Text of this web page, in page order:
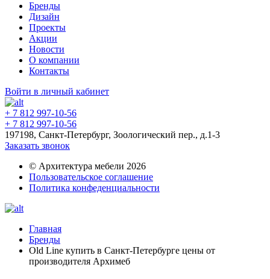
Бренды
Дизайн
Проекты
Акции
Новости
О компании
Контакты
Войти в личный кабинет
+ 7 812 997-10-56
+ 7 812 997-10-56
197198, Санкт-Петербург, Зоологический пер., д.1-3
Заказать звонок
© Архитектура мебели 2026
Пользовательское соглашение
Политика конфеденциальности
Главная
Бренды
Old Line купить в Санкт-Петербурге цены от
производителя Архимеб